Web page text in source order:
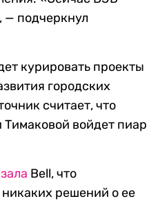
— подчеркнул
курировать проекты
городских
считает, что
Тимаковой войдет пиар
Bell, что
решений о ее